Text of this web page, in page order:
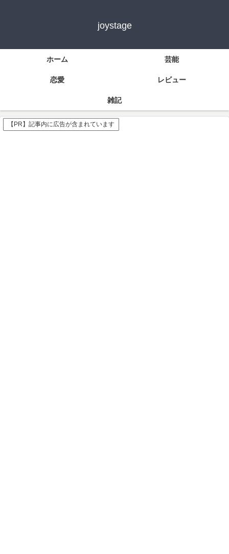
joystage
ホーム 芸能
恋愛 レビュー
雑記
【PR】記事内に広告が含まれています